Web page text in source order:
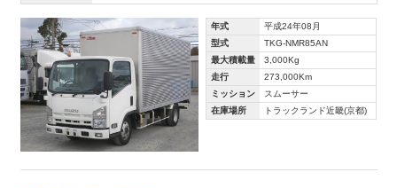
年式
平成24年08月
型式
TKG-NMR85AN
最大積載量
3,000Kg
走行
273,000Km
ミッション
スムーサー
在庫場所
トラックランド近畿(京都)